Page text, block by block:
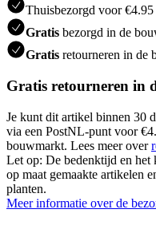
Thuisbezorgd voor
Gratis bezorgd in de
Gratis retourneren in de
Gratis retourneren in
Je kunt dit artikel binnen 30
via een PostNL-punt voor
bouwmarkt. Lees meer over
Let op: De bedenktijd en het
op maat gemaakte artikelen
planten.
Meer informatie over de